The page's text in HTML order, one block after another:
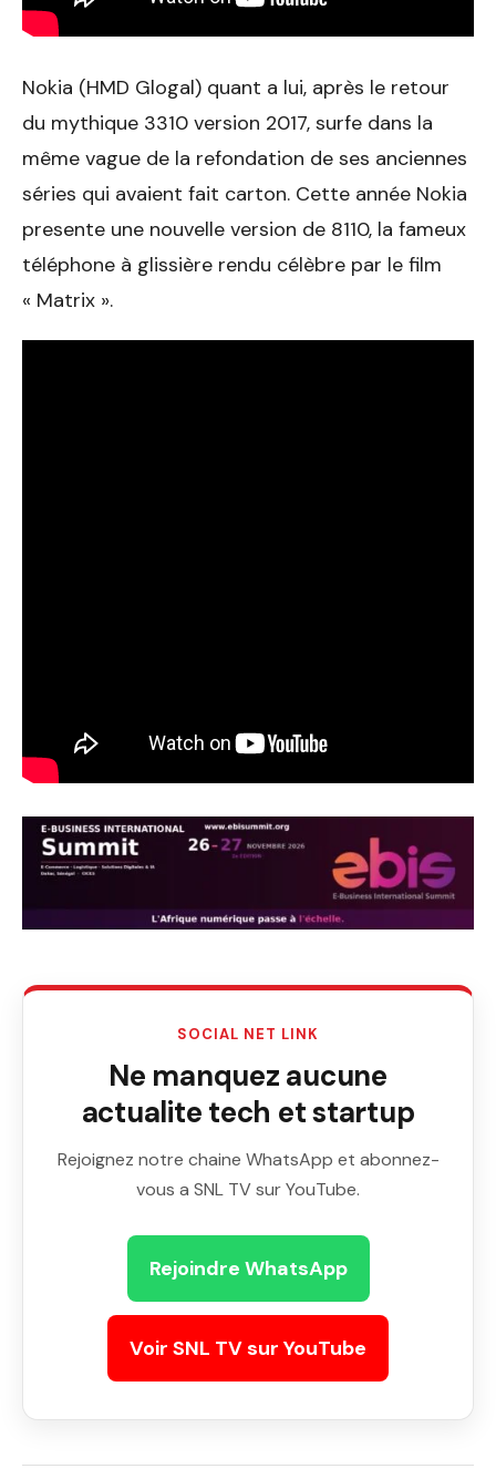
Nokia (HMD Glogal) quant a lui, après le retour
du mythique 3310 version 2017, surfe dans la
même vague de la refondation de ses anciennes
séries qui avaient fait carton. Cette année Nokia
presente une nouvelle version de 8110, la fameux
téléphone à glissière rendu célèbre par le film
« Matrix ».
SOCIAL NET LINK
Ne manquez aucune
actualite tech et startup
Rejoignez notre chaine WhatsApp et abonnez-
vous a SNL TV sur YouTube.
Rejoindre WhatsApp
Voir SNL TV sur YouTube